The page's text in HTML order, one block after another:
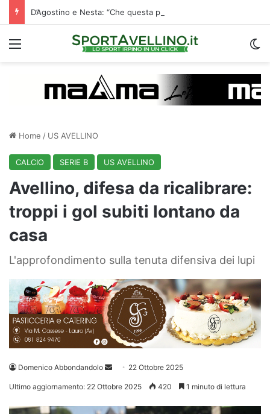
Menu
Home / US AVELLINO
CALCIO SERIE B US AVELLINO
Avellino, difesa da ricalibrare:
troppi i gol subiti lontano da
casa
L'approfondimento sulla tenuta difensiva dei lupi
Domenico Abbondandolo
Invia 22 Ottobre 2025
Ultimo aggiornamento: 22 Ottobre 2025 420 1 minuto di lettura